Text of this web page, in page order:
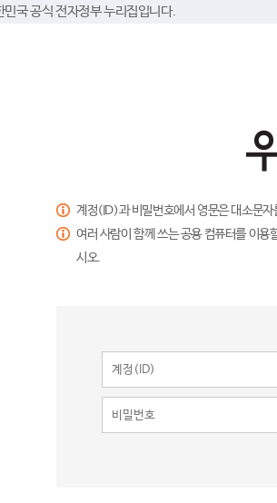
민국 공식 전자정부 누리집입니다.
계정(ID)과 비밀번호에서 영문은 대소문
여러 사람이 함께 쓰는 공용 컴퓨터를 이
시오.